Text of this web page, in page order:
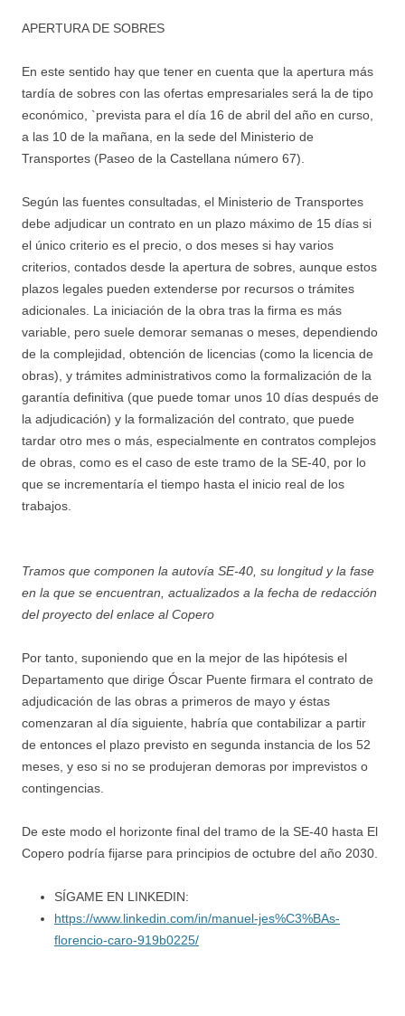
APERTURA DE SOBRES
En este sentido hay que tener en cuenta que la apertura más
tardía de sobres con las ofertas empresariales será la de tipo
económico, `prevista para el día 16 de abril del año en curso,
a las 10 de la mañana, en la sede del Ministerio de
Transportes (Paseo de la Castellana número 67).
Según las fuentes consultadas, el Ministerio de Transportes
debe adjudicar un contrato en un plazo máximo de 15 días si
el único criterio es el precio, o dos meses si hay varios
criterios, contados desde la apertura de sobres, aunque estos
plazos legales pueden extenderse por recursos o trámites
adicionales. La iniciación de la obra tras la firma es más
variable, pero suele demorar semanas o meses, dependiendo
de la complejidad, obtención de licencias (como la licencia de
obras), y trámites administrativos como la formalización de la
garantía definitiva (que puede tomar unos 10 días después de
la adjudicación) y la formalización del contrato, que puede
tardar otro mes o más, especialmente en contratos complejos
de obras, como es el caso de este tramo de la SE-40, por lo
que se incrementaría el tiempo hasta el inicio real de los
trabajos.
Tramos que componen la autovía SE-40, su longitud y la fase
en la que se encuentran, actualizados a la fecha de redacción
del proyecto del enlace al Copero
Por tanto, suponiendo que en la mejor de las hipótesis el
Departamento que dirige Óscar Puente firmara el contrato de
adjudicación de las obras a primeros de mayo y éstas
comenzaran al día siguiente, habría que contabilizar a partir
de entonces el plazo previsto en segunda instancia de los 52
meses, y eso si no se produjeran demoras por imprevistos o
contingencias.
De este modo el horizonte final del tramo de la SE-40 hasta El
Copero podría fijarse para principios de octubre del año 2030.
SÍGAME EN LINKEDIN:
https://www.linkedin.com/in/manuel-jes%C3%BAs-
florencio-caro-919b0225/